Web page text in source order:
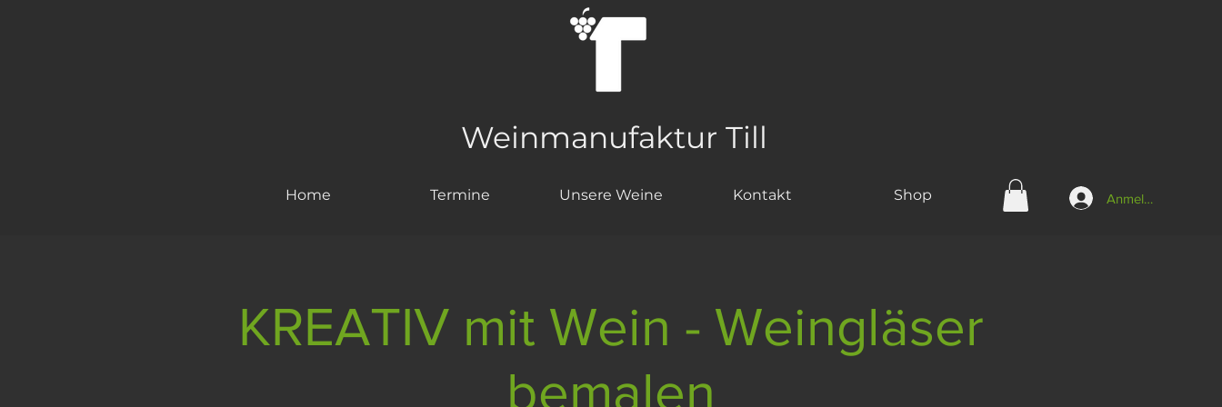
Weinmanufaktur Till
Home Termine Unsere Weine Kontakt Shop Anmelden
KREATIV mit Wein - Weingläser
bemalen